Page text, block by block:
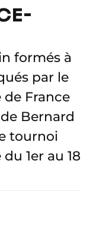
formés à
par le
de France
Bernard
tournoi
1er au 18